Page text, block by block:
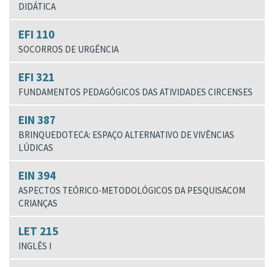
DIDÁTICA
EFI 110
SOCORROS DE URGÊNCIA
EFI 321
FUNDAMENTOS PEDAGÓGICOS DAS ATIVIDADES CIRCENSES
EIN 387
BRINQUEDOTECA: ESPAÇO ALTERNATIVO DE VIVÊNCIAS
LÚDICAS
EIN 394
ASPECTOS TEÓRICO-METODOLÓGICOS DA PESQUISACOM
CRIANÇAS
LET 215
INGLÊS I